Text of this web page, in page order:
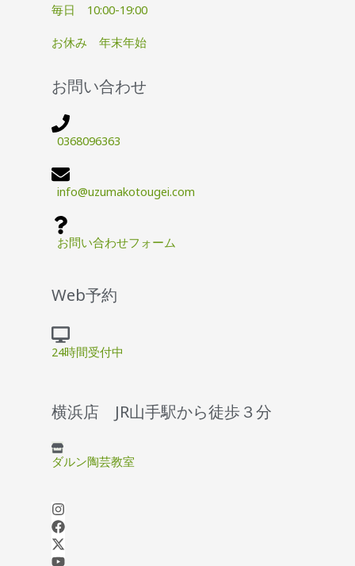
毎日 10:00-19:00
お休み 年末年始
お問い合わせ
0368096363
info@uzumakotougei.com
お問い合わせフォーム
Web予約
24時間受付中
横浜店 JR山手駅から徒歩３分
ダルン陶芸教室